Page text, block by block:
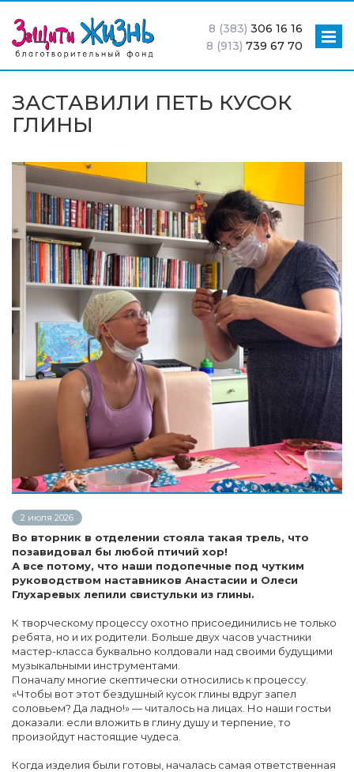
8 (383) 306 16 16
8 (913) 739 67 70
ЗАСТАВИЛИ ПЕТЬ КУСОК
ГЛИНЫ
2 июля 2026
Во вторник в отделении стояла такая трель, что
позавидовал бы любой птичий хор!
А все потому, что наши подопечные под чутким
руководством наставников Анастасии и Олеси
Глухаревых лепили свистульки из глины.
К творческому процессу охотно присоединились не только
ребята, но и их родители. Больше двух часов участники
мастер-класса буквально колдовали над своими будущими
музыкальными инструментами.
Поначалу многие скептически относились к процессу.
«Чтобы вот этот бездушный кусок глины вдруг запел
соловьем? Да ладно!» — читалось на лицах. Но наши гостьи
доказали: если вложить в глину душу и терпение, то
произойдут настоящие чудеса.
Когда изделия были готовы, началась самая ответственная